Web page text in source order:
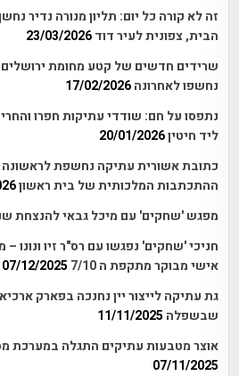
זה לא קורה כל יום: תליון מנורה נדיר
הבית, צפונית לעיר דוד 23/03/2026
שרידים חדשים של קטע מחומת
נחשפו לאחרונה 17/02/2026
נתפסו על חם: שודדי עתיקות חפרו
ליד חיטין20/01/2026
כתובת אשורית עתיקה נחשפת לראשונה
ההתכתבות המלכותית של בית ראשון
מפגש 'שחקים' עם מיכל גבאי להנצחת
חניכי 'שחקים' נפגשו עם רס"ר זיו ונונו
אישי מבוקר מתקפת ה 7/10
07/12/2025
גת עתיקה לייצור יין נחנכה בפארק
שבשפלה 11/11/2025
אוצר מטבעות עתיקים התגלה במערכת
07/11/2025